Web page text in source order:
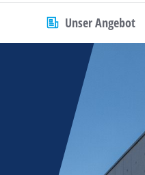
Unser Angebot